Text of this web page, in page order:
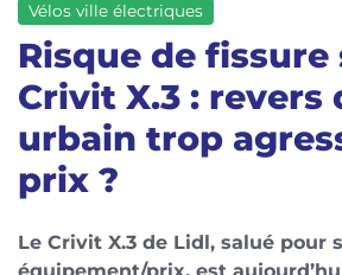
Vélos ville électriques
Risque de fissure
Crivit X.3 : revers
urbain trop
prix ?
Le Crivit X.3 de Lidl, salué pour